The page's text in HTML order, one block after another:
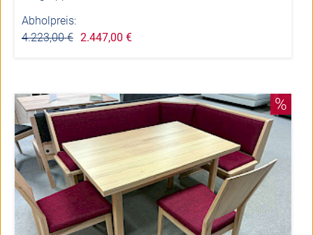
Abholpreis:
4.223,00 € 2.447,00 €
%